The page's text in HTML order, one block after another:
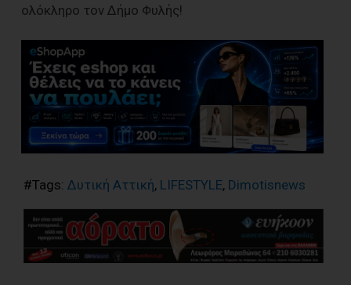
ολόκληρο τον Δήμο Φυλής!
#Tags: Δυτική Αττική, LIFESTYLE, Dimotisnews